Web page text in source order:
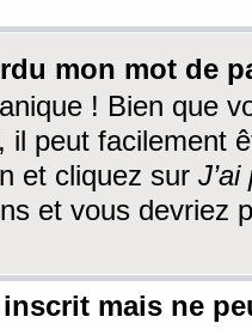
mon mot de
! Bien que
il peut facilement
et cliquez sur
et vous devriez
mais ne